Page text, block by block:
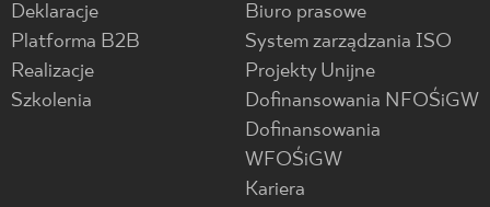
Deklaracje
Platforma B2B
Realizacje
Szkolenia
Biuro prasowe
System zarządzania ISO
Projekty Unijne
Dofinansowania NFOŚiGW
Dofinansowania
WFOŚiGW
Kariera